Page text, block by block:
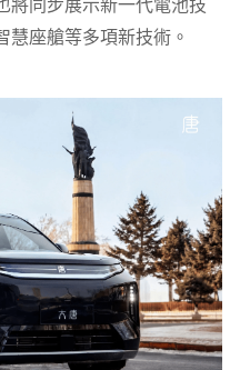
座艙等多項新技術。